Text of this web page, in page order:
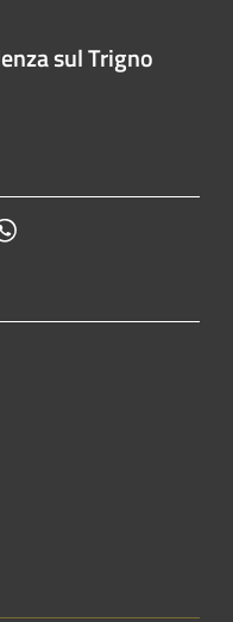
sul Trigno